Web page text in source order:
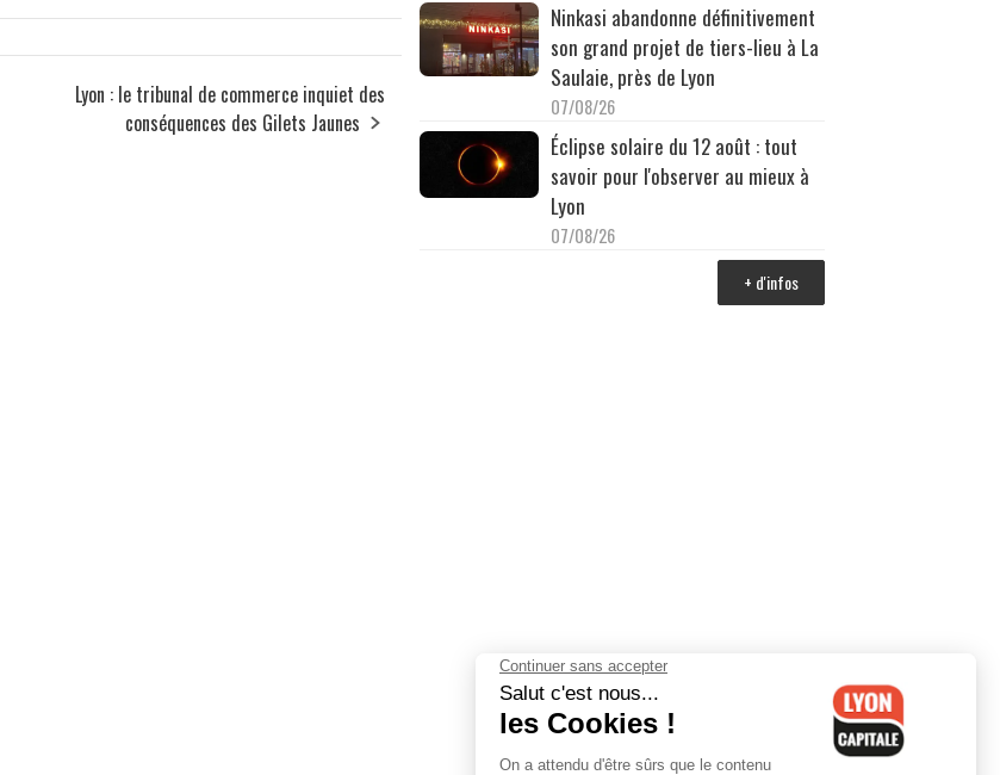
Lyon : le tribunal de commerce inquiet des
conséquences des Gilets Jaunes
Ninkasi abandonne définitivement
son grand projet de tiers-lieu à La
Saulaie, près de Lyon
07/08/26
Éclipse solaire du 12 août : tout
savoir pour l'observer au mieux à
Lyon
07/08/26
+ d'infos